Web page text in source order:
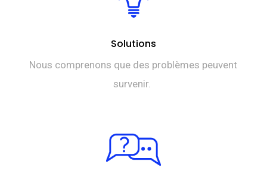
Solutions
Nous comprenons que des problèmes peuvent
survenir.